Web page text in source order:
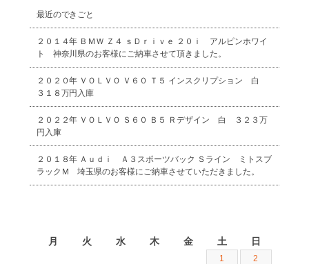
最近のできごと
２０１４年 ＢＭＷ Ｚ４ ｓＤｒｉｖｅ ２０ｉ アルピンホワイ
ト 神奈川県のお客様にご納車させて頂きました。
２０２０年 ＶＯＬＶＯ Ｖ６０ Ｔ５ インスクリプション 白
３１８万円入庫
２０２２年 ＶＯＬＶＯ Ｓ６０ Ｂ５ Ｒデザイン 白 ３２３万
円入庫
２０１８年 Ａｕｄｉ Ａ３スポーツバック Ｓライン ミトスブ
ラックＭ 埼玉県のお客様にご納車させていただきました。
月 火 水 木 金 土 日
1 2